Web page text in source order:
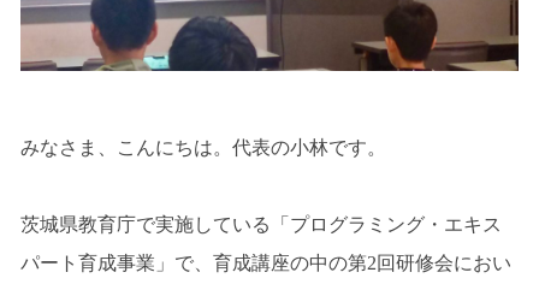
みなさま、こんにちは。代表の小林です。
茨城県教育庁で実施している「プログラミング・エキス
パート育成事業」で、育成講座の中の第2回研修会におい